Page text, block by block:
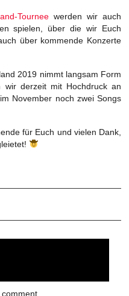
Tournee werden wir auch
spielen, über die wir Euch
über kommende Konzerte
2019 nimmt langsam Form
wir derzeit mit Hochdruck an
November noch zwei Songs
für Euch und vielen Dank,